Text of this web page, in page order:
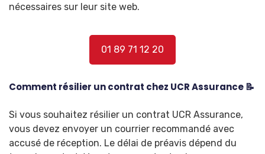
nécessaires sur leur site web.
01 89 71 12 20
Comment résilier un contrat chez UCR Assurance 📝
Si vous souhaitez résilier un contrat UCR Assurance,
vous devez envoyer un courrier recommandé avec
accusé de réception. Le délai de préavis dépend du